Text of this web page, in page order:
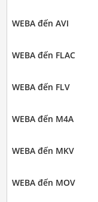
WEBA đến AVI
WEBA đến FLAC
WEBA đến FLV
WEBA đến M4A
WEBA đến MKV
WEBA đến MOV